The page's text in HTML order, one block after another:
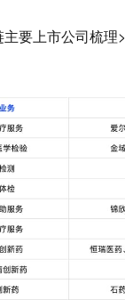
要上市公司梳理>